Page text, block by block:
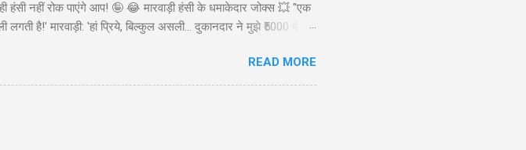
हंसी नहीं रोक पाएंगे आप! 🤪 😂 मारवाड़ी हंसी के धमाकेदार जोक्स 💥 "एक
लगती है!' मारवाड़ी: 'हां प्रिये, बिल्कुल असली... दुकानदार ने मुझे ₹5000 में
कमाए... ₹45,000 तो मैंने अपने पास रख लिए! 😜" Copy "मारवाड़ी पति ने
READ MORE